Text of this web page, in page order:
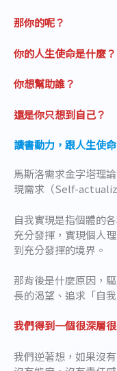
那你的呢？
你的人生使命是什麼？
你想幫助誰？
還是你只想到自己？
讀書動力，跟人生使
馬斯洛需求金字塔理
現需求（Self-
自我實現是指個體的
充分發揮，實現個人
到充分發揮的境界。
那背後是什麼原因，
長的渴望、追求「自
我們得到一個很深層
我們逆著想，如果沒